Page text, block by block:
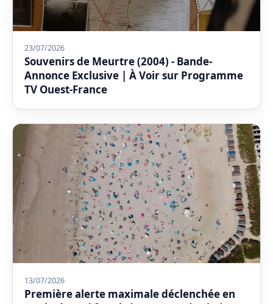
23/07/2026
Souvenirs de Meurtre (2004) - Bande-
Annonce Exclusive | À Voir sur Programme
TV Ouest-France
13/07/2026
Première alerte maximale déclenchée en